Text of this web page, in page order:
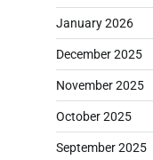
January 2026
December 2025
November 2025
October 2025
September 2025